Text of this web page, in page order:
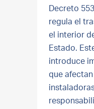
Decreto
regula el
el interior
Estado.
introduce
que